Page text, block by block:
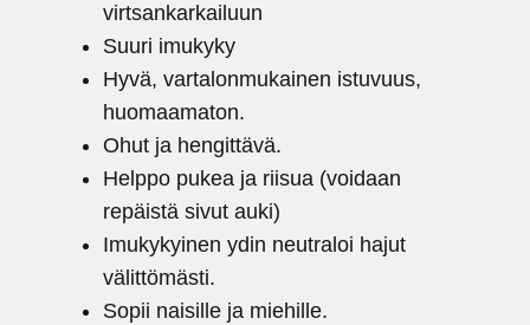
virtsankarkailuun
Suuri imukyky
Hyvä, vartalonmukainen istuvuus,
huomaamaton.
Ohut ja hengittävä.
Helppo pukea ja riisua (voidaan
repäistä sivut auki)
Imukykyinen ydin neutraloi hajut
välittömästi.
Sopii naisille ja miehille.